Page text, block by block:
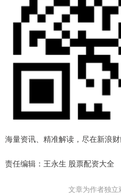
海量资讯、精准解读，尽在新浪
责任编辑：王永生 股票配资大全
文章为作者独